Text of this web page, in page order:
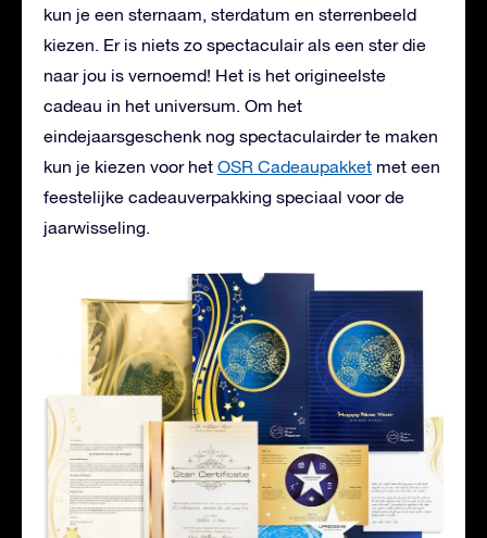
kun je een sternaam, sterdatum en sterrenbeeld
kiezen. Er is niets zo spectaculair als een ster die
naar jou is vernoemd! Het is het origineelste
cadeau in het universum. Om het
eindejaarsgeschenk nog spectaculairder te maken
kun je kiezen voor het OSR Cadeaupakket met een
feestelijke cadeauverpakking speciaal voor de
jaarwisseling.